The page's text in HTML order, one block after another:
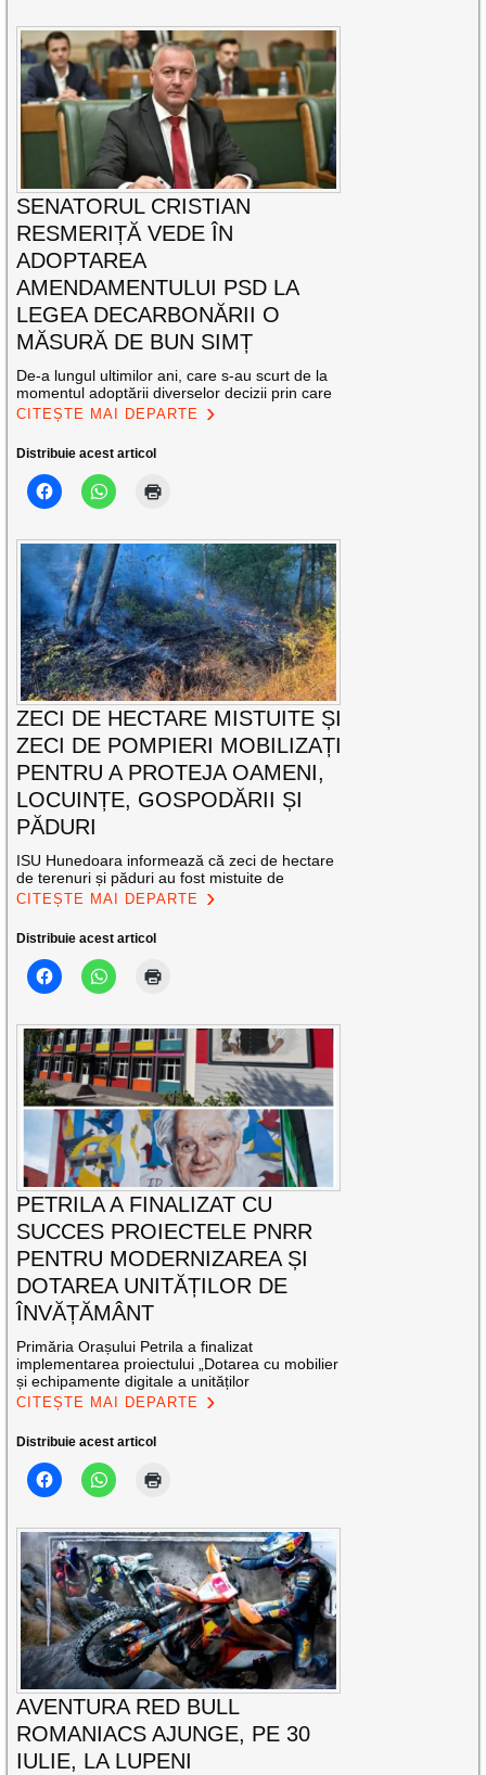
SENATORUL CRISTIAN
RESMERIȚĂ VEDE ÎN
ADOPTAREA
AMENDAMENTULUI PSD LA
LEGEA DECARBONĂRII O
MĂSURĂ DE BUN SIMȚ
De-a lungul ultimilor ani, care s-au scurt de la
momentul adoptării diverselor decizii prin care
CITEȘTE MAI DEPARTE
Distribuie acest articol
ZECI DE HECTARE MISTUITE ȘI
ZECI DE POMPIERI MOBILIZAȚI
PENTRU A PROTEJA OAMENI,
LOCUINȚE, GOSPODĂRII ȘI
PĂDURI
ISU Hunedoara informează că zeci de hectare
de terenuri și păduri au fost mistuite de
CITEȘTE MAI DEPARTE
Distribuie acest articol
PETRILA A FINALIZAT CU
SUCCES PROIECTELE PNRR
PENTRU MODERNIZAREA ȘI
DOTAREA UNITĂȚILOR DE
ÎNVĂȚĂMÂNT
Primăria Orașului Petrila a finalizat
implementarea proiectului „Dotarea cu mobilier
și echipamente digitale a unităților
CITEȘTE MAI DEPARTE
Distribuie acest articol
AVENTURA RED BULL
ROMANIACS AJUNGE, PE 30
IULIE, LA LUPENI